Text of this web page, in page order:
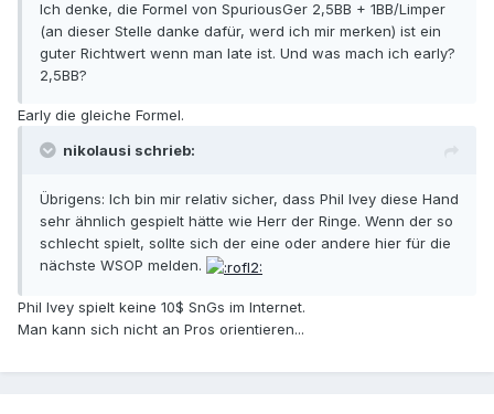
Ich denke, die Formel von SpuriousGer 2,5BB + 1BB/Limper
(an dieser Stelle danke dafür, werd ich mir merken) ist ein
guter Richtwert wenn man late ist. Und was mach ich early?
2,5BB?
Early die gleiche Formel.
nikolausi schrieb:
Übrigens: Ich bin mir relativ sicher, dass Phil Ivey diese Hand
sehr ähnlich gespielt hätte wie Herr der Ringe. Wenn der so
schlecht spielt, sollte sich der eine oder andere hier für die
nächste WSOP melden.
Phil Ivey spielt keine 10$ SnGs im Internet.
Man kann sich nicht an Pros orientieren...